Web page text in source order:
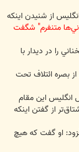
از شنيدن اينكه
متنفرم" شگفت
را در ديدار با
بصره ائتلاف تحت
اين مقام
از گفتن اينكه
او گفت كه هيچ